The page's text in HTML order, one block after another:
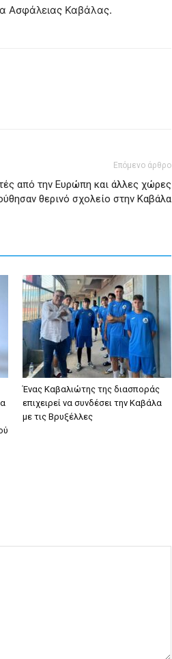
Ασφάλειας Καβάλας.
Επόμενο άρθρο
από την Ευρώπη και άλλες χώρες
θερινό σχολείο στην Καβάλα
Ένας Καβαλιώτης της διασποράς
επιχειρεί να συνδέσει την Καβάλα
με τις Βρυξέλλες